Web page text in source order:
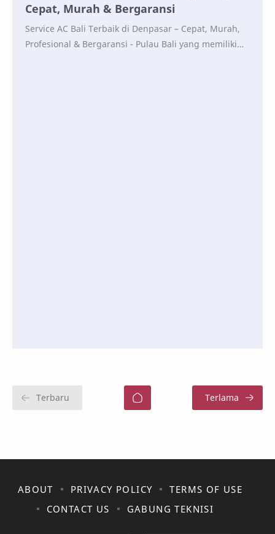
Cepat, Murah & Bergaransi
Service AC Bali Terbaik di Denpasar – Cepat, Murah,
Profesional & Bergaransi - Pulau Bali yang memiliki
ABOUT PRIVACY POLICY
TERMS OF USE
CONTACT US
GABUNG TEKNISI